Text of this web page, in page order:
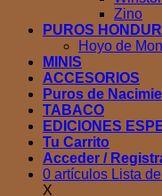
Zino
PUROS
Hoyo de
MINIS
ACCESORIOS
Puros de
TABACO
EDICIONES
Tu Carrito
Acceder /
0 artículos Lista
X